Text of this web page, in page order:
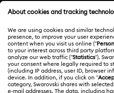
ATENCIÓN AL CLIENTE
Información general del
Saldo de la tarjeta regalo
Estado de la reparación
ACERCA DE NOSOTROS
Acerca de Swarovski